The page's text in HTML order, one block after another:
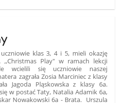
klas 3, 4 i 5, mieli okazję
,,Christmas Play" w ramach lekcji
wcielili się uczniowie naszej
zagrała Zosia Marciniec z klasy
Jagoda Pląskowska z klasy 6a.
w postać Taty, Natalia Adamik 6a,
Nowakowski 6a - Brata. Urszula